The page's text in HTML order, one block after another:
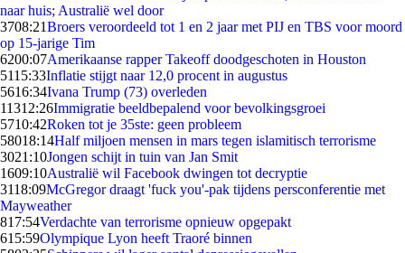
naar huis; Australië wel door
3708:21Broers veroordeeld tot 1 en 2 jaar met PIJ en TBS voor moord
op 15-jarige Tim
6200:07Amerikaanse rapper Takeoff doodgeschoten in Houston
5115:33Inflatie stijgt naar 12,0 procent in augustus
5616:34Ivana Trump (73) overleden
11312:26Immigratie beeldbepalend voor bevolkingsgroei
5710:42Roken tot je 35ste: geen probleem
58018:14Half miljoen mensen in mars tegen islamitisch terrorisme
3021:10Jongen schijt in tuin van Jan Smit
1609:10Australië wil Facebook dwingen tot decryptie
3118:09McGregor draagt 'fuck you'-pak tijdens persconferentie met
Mayweather
817:54Verdachte van terrorisme opnieuw opgepakt
615:59Olympique Lyon heeft Traoré binnen